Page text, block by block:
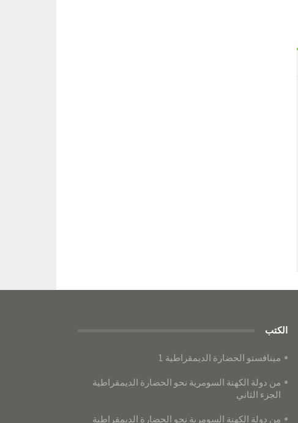
الكتب
مينافستو الحضارة الديمقراطية 1
من دولة الكهنة السومرية نحو الحضارة الديمقراطية
الجزء الثاني
من دولة الكهنة السومرية نحو الحضارة الديمقراطية